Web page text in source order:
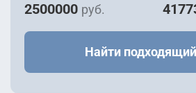
2500000 руб.
Найти